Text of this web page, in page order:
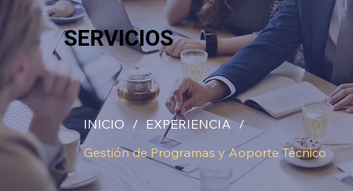
SERVICIOS
INICIO / EXPERIENCIA /
Gestión de Programas y Aoporte Técnico